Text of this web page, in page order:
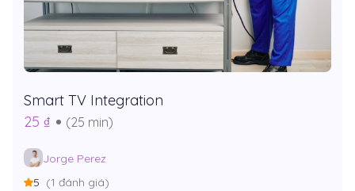
Smart TV Integration
25 ₫
(25 min)
Jorge Perez
5 (1 đánh giá)